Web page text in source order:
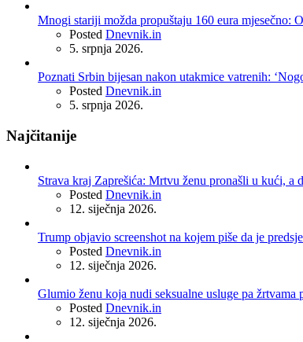
Mnogi stariji možda propuštaju 160 eura mjesečno:
Posted Dnevnik.in
5. srpnja 2026.
Poznati Srbin bijesan nakon utakmice vatrenih:
Posted Dnevnik.in
5. srpnja 2026.
Najčitanije
Strava kraj Zaprešića: Mrtvu ženu pronašli u kući, a
Posted Dnevnik.in
12. siječnja 2026.
Trump objavio screenshot na kojem piše da je
Posted Dnevnik.in
12. siječnja 2026.
Glumio ženu koja nudi seksualne usluge pa
Posted Dnevnik.in
12. siječnja 2026.